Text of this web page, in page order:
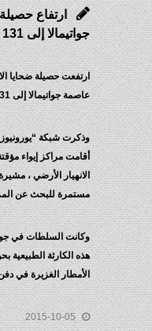
ارتفاع
جواتيمالا إلى 131 قتيلا
ارتفعت حصيلة ضحايا
عاصمة جواتيمالا إلى 131 قتيلا وعشرات المفقودين.
وذكرت شبكة
أقامت مراكز إيواء
الانهيار الأرضي ،
مستمرة للبحث عن
وكانت السلطات في
الأمطار الغزيرة في
2015-10-05